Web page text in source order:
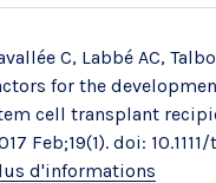
C, Labbé AC,
for the
cell transplant
Feb;19(1). doi:
d'informations